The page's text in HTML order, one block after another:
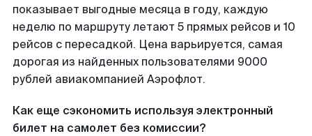
показывает выгодные месяца в году, каждую
неделю по маршруту летают 5 прямых рейсов и 10
рейсов с пересадкой. Цена варьируется, самая
дорогая из найденных пользователями 9000
рублей авиакомпанией Аэрофлот.
Как еще сэкономить используя электронный
билет на самолет без комиссии?